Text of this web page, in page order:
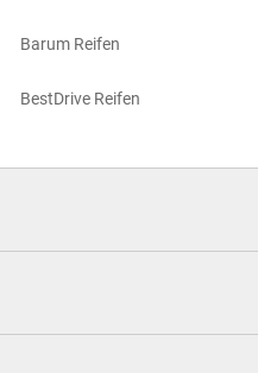
Barum Reifen
BestDrive Reifen